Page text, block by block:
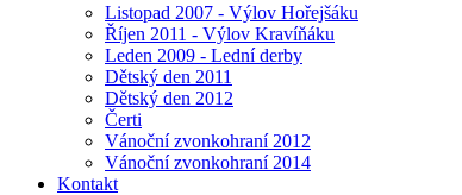
Listopad 2007 - Výlov Hořejšáku
Říjen 2011 - Výlov Kravíňáku
Leden 2009 - Lední derby
Dětský den 2011
Dětský den 2012
Čerti
Vánoční zvonkohraní 2012
Vánoční zvonkohraní 2014
Kontakt